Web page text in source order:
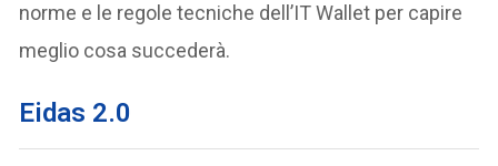
norme e le regole tecniche dell’IT Wallet per capire
meglio cosa succederà.
Eidas 2.0